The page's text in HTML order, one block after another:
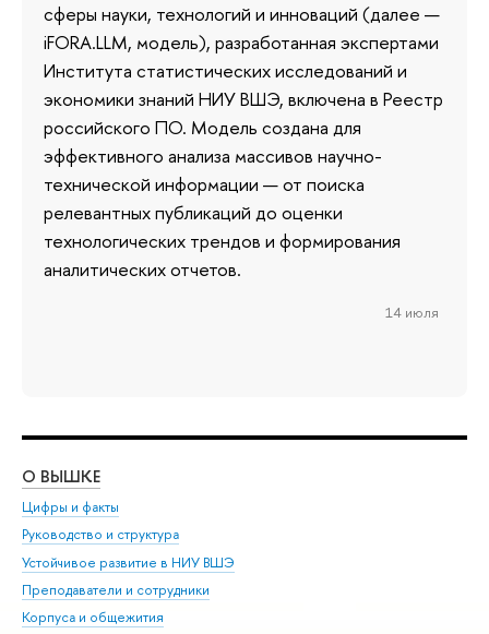
сферы науки, технологий и инноваций (далее —
iFORA.LLM, модель), разработанная экспертами
Института статистических исследований и
экономики знаний НИУ ВШЭ, включена в Реестр
российского ПО. Модель создана для
эффективного анализа массивов научно-
технической информации — от поиска
релевантных публикаций до оценки
технологических трендов и формирования
аналитических отчетов.
14 июля
О ВЫШКЕ
Цифры и факты
Руководство и структура
Устойчивое развитие в НИУ ВШЭ
Преподаватели и сотрудники
Корпуса и общежития